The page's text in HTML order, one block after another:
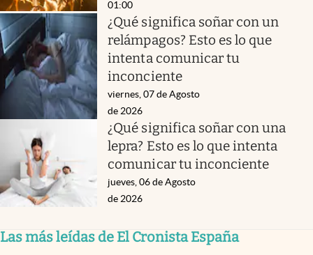
01:00
¿Qué significa soñar con un
relámpagos? Esto es lo que
intenta comunicar tu
inconciente
viernes, 07 de Agosto
de 2026
¿Qué significa soñar con una
lepra? Esto es lo que intenta
comunicar tu inconciente
jueves, 06 de Agosto
de 2026
Las más leídas de El Cronista España